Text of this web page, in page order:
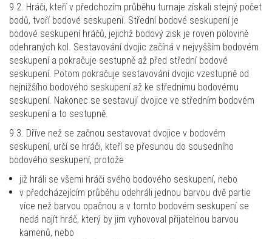
9.2. Hráči, kteří v předchozím průběhu turnaje získali stejný počet
bodů, tvoří bodové seskupení. Střední bodové seskupení je
bodové seskupení hráčů, jejichž bodový zisk je roven polovině
odehraných kol. Sestavování dvojic začíná v nejvyšším bodovém
seskupení a pokračuje sestupně až před střední bodové
seskupení. Potom pokračuje sestavování dvojic vzestupně od
nejnižšího bodového seskupení až ke střednímu bodovému
seskupení. Nakonec se sestavují dvojice ve středním bodovém
seskupení a to sestupně.
9.3. Dříve než se začnou sestavovat dvojice v bodovém
seskupení, určí se hráči, kteří se přesunou do sousedního
bodového seskupení, protože
již hráli se všemi hráči svého bodového seskupení, nebo
v předcházejícím průběhu odehráli jednou barvou dvě partie
více než barvou opačnou a v tomto bodovém seskupení se
nedá najít hráč, který by jim vyhovoval přijatelnou barvou
kamenů, nebo